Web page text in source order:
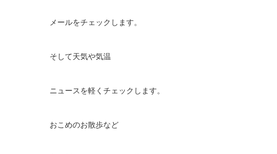
メールをチェックします。
そして天気や気温
ニュースを軽くチェックします。
おこめのお散歩など